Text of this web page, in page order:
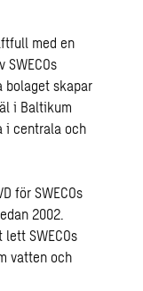
med en
bolaget skapar
i Baltikum
i centrala och
för SWECOs
2002.
SWECOs
vatten och